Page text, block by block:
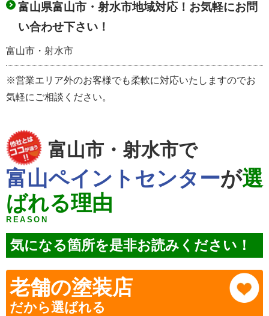
富山県富山市・射水市地域対応！お気軽にお問
い合わせ下さい！
富山市・射水市
※営業エリア外のお客様でも柔軟に対応いたしますのでお
気軽にご相談ください。
富山市・射水市で
富山ペイントセンターが選
ばれる理由
REASON
気になる箇所を是非お読みください！
老舗の塗装店
だから選ばれる